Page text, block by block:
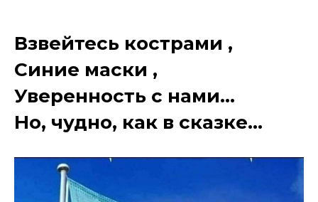
Взвейтесь кострами ,
Синие маски ,
Уверенность с нами...
Но, чудно, как в сказке...